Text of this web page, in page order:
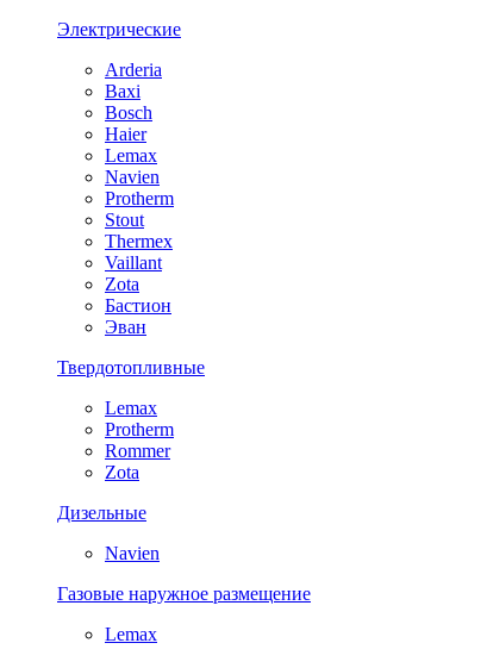
Электрические
Arderia
Baxi
Bosch
Haier
Lemax
Navien
Protherm
Stout
Thermex
Vaillant
Zota
Бастион
Эван
Твердотопливные
Lemax
Protherm
Rommer
Zota
Дизельные
Navien
Газовые наружное размещение
Lemax